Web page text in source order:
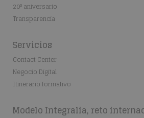
20º aniversario
Transparencia
Servicios
Contact Center
Negocio Digital
Itinerario formativo
Modelo Integralia, reto